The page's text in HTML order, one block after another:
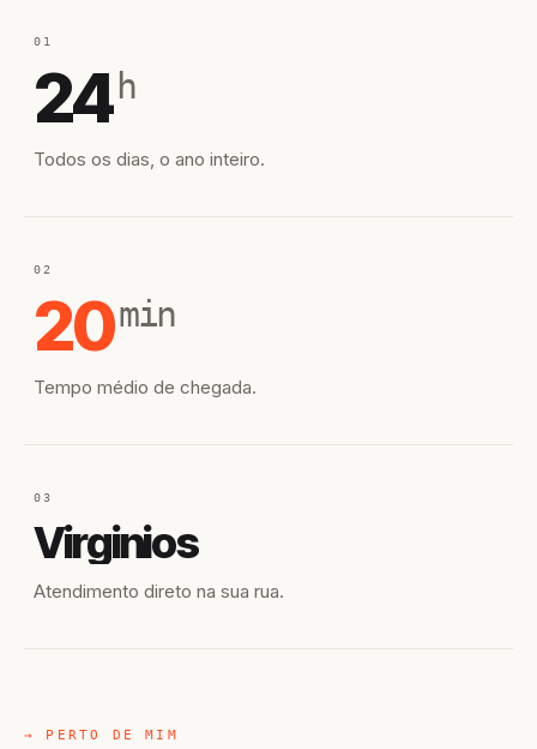
01
24 h
Todos os dias, o ano inteiro.
02
20min
Tempo médio de chegada.
03
Virginios
Atendimento direto na sua rua.
→ PERTO DE MIM